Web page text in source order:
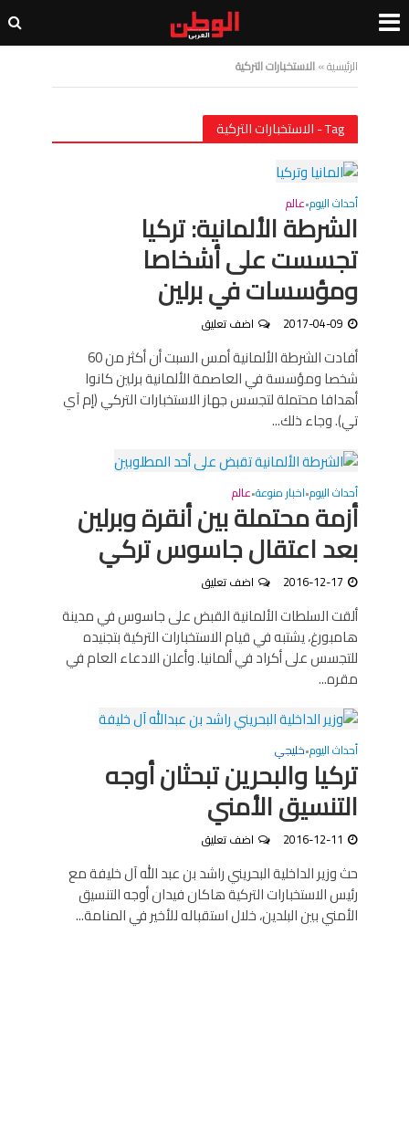
الرئيسية»الاستخبارات التركية
Tag - الاستخبارات التركية
أحداث اليوم•عالم
الشرطة الألمانية: تركيا
تجسست على أشخاصا
ومؤسسات في برلين
2017-04-09 اضف تعليق
أفادت الشرطة الألمانية أمس السبت أن أكثر من 60
شخصا ومؤسسة في العاصمة الألمانية برلين كانوا
أهدافا محتملة لتجسس جهاز الاستخبارات التركي (إم آي
تي). وجاء ذلك...
أحداث اليوم•اخبار منوعة•عالم
أزمة محتملة بين أنقرة وبرلين
بعد اعتقال جاسوس تركي
2016-12-17 اضف تعليق
ألقت السلطات الألمانية القبض على جاسوس في مدينة
هامبورغ، يشتبه في قيام الاستخبارات التركية بتجنيده
للتجسس على أكراد في ألمانيا. وأعلن الادعاء العام في
مقره...
أحداث اليوم•خليجي
تركيا والبحرين تبحثان أوجه
التنسيق الأمني
2016-12-11 اضف تعليق
حث وزير الداخلية البحريني راشد بن عبد الله آل خليفة مع
رئيس الاستخبارات التركية هاكان فيدان أوجه التنسيق
الأمني بين البلدين، خلال استقباله للأخير في المنامة...